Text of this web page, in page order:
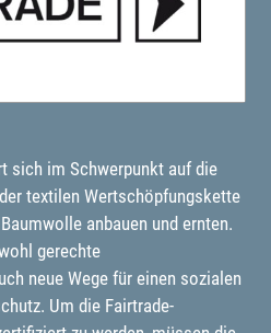
sich im Schwerpunkt auf die
textilen Wertschöpfungskette
anbauen und ernten.
gerechte
neue Wege für einen sozialen
Um die Fairtrade-